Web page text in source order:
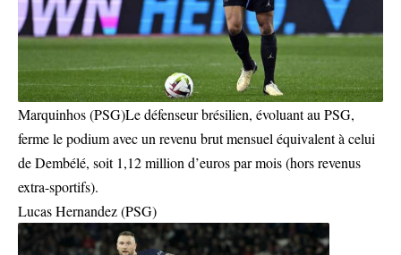
Marquinhos (PSG)Le défenseur brésilien, évoluant au PSG,
ferme le podium avec un revenu brut mensuel équivalent à celui
de Dembélé, soit 1,12 million d’euros par mois (hors revenus
extra-sportifs).
Lucas Hernandez (PSG)